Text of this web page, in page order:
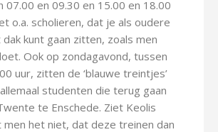
07.00 en 09.30 en 15.00 en 18.00
o.a. scholieren, dat je als oudere
kunt gaan zitten, zoals men
Ook op zondagavond, tussen
uur, zitten de ‘blauwe treintjes’
studenten die terug gaan
te Enschede. Ziet Keolis
het niet, dat deze treinen dan